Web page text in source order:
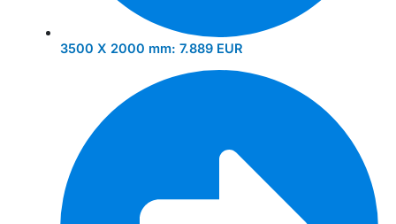
3500 X 2000 mm: 7.889 EUR